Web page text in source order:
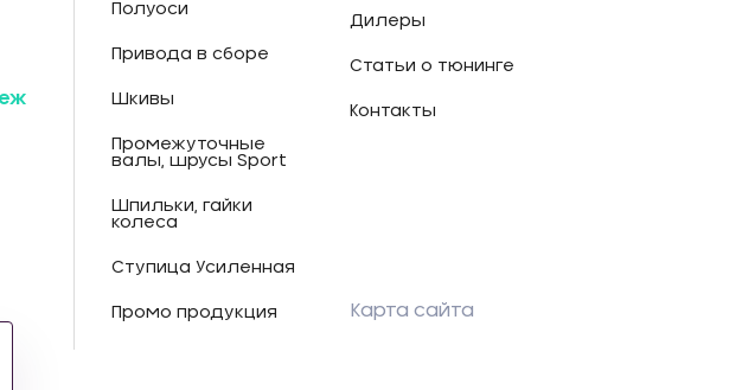
Полуоси
Привода в сборе
Шкивы
Промежуточные
валы, шрусы Sport
Шпильки, гайки
колеса
Ступица Усиленная
Промо продукция
Дилеры
Статьи о тюнинге
Контакты
Карта сайта